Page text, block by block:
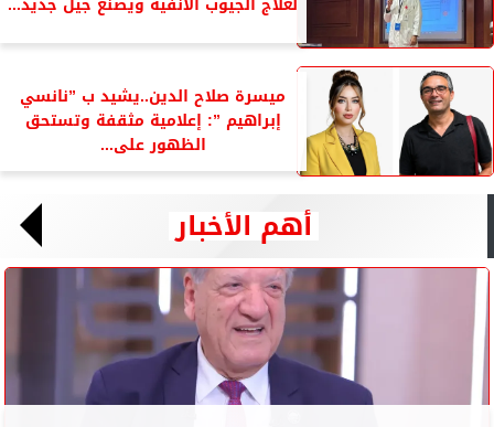
ميسرة صلاح الدين..يشيد ب ”نانسي
إبراهيم ”: إعلامية مثقفة وتستحق
الظهور على...
أهم الأخبار